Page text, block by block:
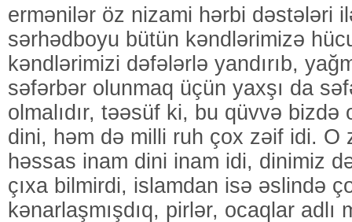
ermənilər öz nizami hərbi dəstələri
sərhədboyu bütün kəndlərimizə
kəndlərimizi dəfələrlə yandırıb,
səfərbər olunmaq üçün yaxşı da
olmalıdır, təəsüf ki, bu qüvvə bizdə
dini, həm də milli ruh çox zəif idi. O
həssas inam dini inam idi, dinimiz
çıxa bilmirdi, islamdan isə əslində
kənarlaşmışdıq, pirlər, ocaqlar adlı